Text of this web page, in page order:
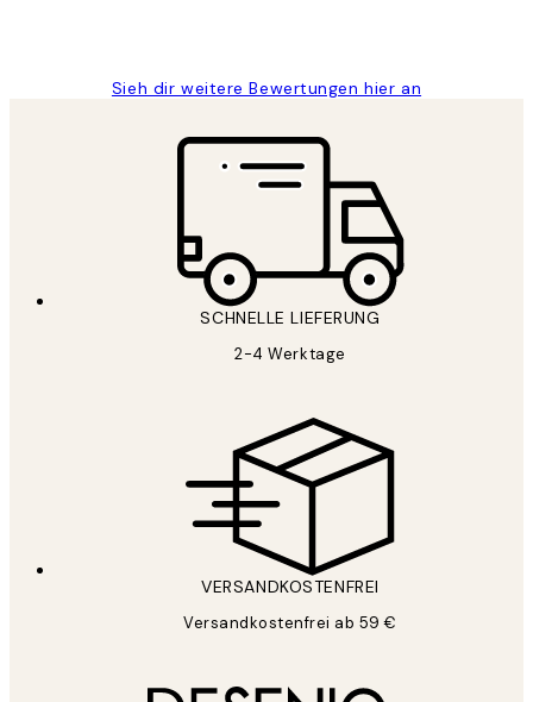
Sieh dir weitere Bewertungen hier an
SCHNELLE LIEFERUNG
2-4 Werktage
VERSANDKOSTENFREI
Versandkostenfrei ab 59 €